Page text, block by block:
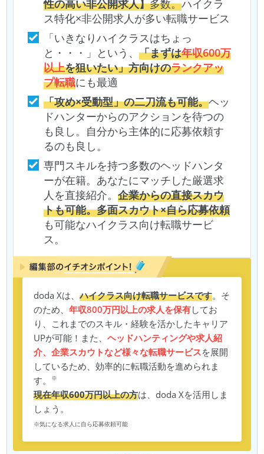
性の高い非公開求人】多数。ハイクラ
ス特化×非公開求人が多い転職サービス
「いきなりハイクラスはちょっ
と・・・」という、「まずは年収600万
以上を狙いたい」方向けのランクアッ
プ転職にも最適
「攻め×受動型」の二刀流も可能。ヘッ
ドハンターからのアクションを待つの
も良し。自分から主体的に応募依頼す
るのも良し。
専門スキルを持つ多数のヘッドハンタ
ーが在籍。あなたにマッチした厳選求
人を直接紹介。企業からの直接スカウ
トも可能。多面スカウト×自ら応募依頼
も可能なハイクラス向け転職サービ
ス。
doda Xは、ハイクラス向け転職サービスです。そ
のため、年収800万円以上の求人を保有してお
り、これまでのスキル・経験を活かしたキャリア
UPが可能！また、ヘッドハンティングや求人紹
介、企業スカウトなど様々な転職サービスを展開
しているため、効率的に転職活動を進められま
す。
※
現在年収600万円以上の方は、doda Xを活用しま
しょう。
※気になる求人に自ら応募依頼可能